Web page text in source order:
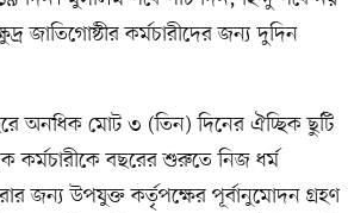
জাতিগোষ্ঠীর কর্মচারীদের জন্য দুদিন
অনধিক মোট ৩ (তিন) দিনের ঐচ্ছিক ছুটি
কর্মচারীকে বছরের শুরুতে নিজ ধর্ম
জন্য উপযুক্ত কর্তৃপক্ষের পূর্বানুমোদন গ্রহণ